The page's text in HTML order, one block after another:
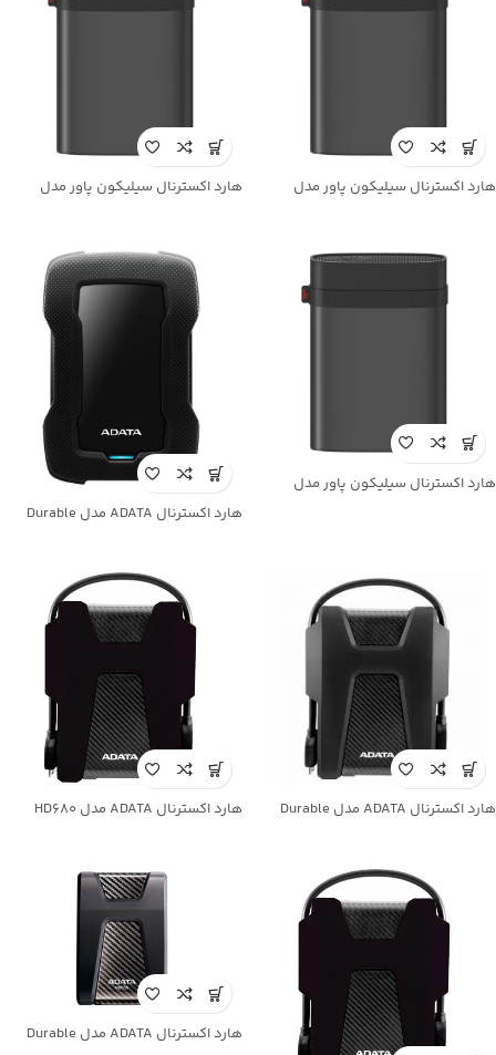
هارد اکسترنال سیلیکون پاور مدل
هارد اکسترنال سیلیکون پاور مدل
هارد اکسترنال سیلیکون پاور مدل
هارد اکسترنال ADATA مدل Durable
هارد اکسترنال ADATA مدل Durable
هارد اکسترنال ADATA مدل HD680
هارد اکسترنال ADATA مدل Durable